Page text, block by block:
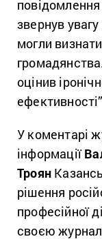
звернув
могли
оцінив
У коментарі
інформації
Троян
рішення
професійної
своєю